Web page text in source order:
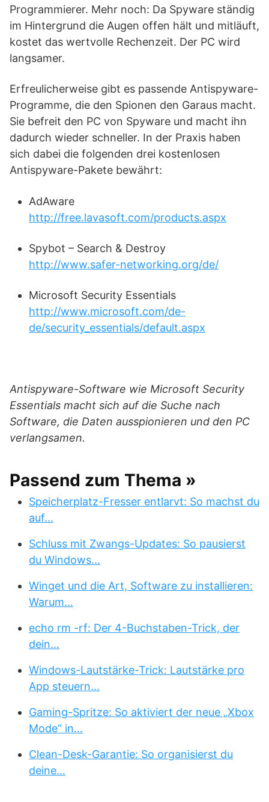
Programmierer. Mehr noch: Da Spyware ständig
im Hintergrund die Augen offen hält und mitläuft,
kostet das wertvolle Rechenzeit. Der PC wird
langsamer.
Erfreulicherweise gibt es passende Antispyware-
Programme, die den Spionen den Garaus macht.
Sie befreit den PC von Spyware und macht ihn
dadurch wieder schneller. In der Praxis haben
sich dabei die folgenden drei kostenlosen
Antispyware-Pakete bewährt:
AdAware
http://free.lavasoft.com/products.aspx
Spybot – Search & Destroy
http://www.safer-networking.org/de/
Microsoft Security Essentials
http://www.microsoft.com/de-
de/security_essentials/default.aspx
Antispyware-Software wie Microsoft Security
Essentials macht sich auf die Suche nach
Software, die Daten ausspionieren und den PC
verlangsamen.
Passend zum Thema »
Speicherplatz-Fresser entlarvt: So machst du
auf…
Schluss mit Zwangs-Updates: So pausierst
du Windows…
Winget und die Art, Software zu installieren:
Warum…
echo rm -rf: Der 4-Buchstaben-Trick, der
dein…
Windows-Lautstärke-Trick: Lautstärke pro
App steuern…
Gaming-Spritze: So aktiviert der neue „Xbox
Mode“ in…
Clean-Desk-Garantie: So organisierst du
deine…